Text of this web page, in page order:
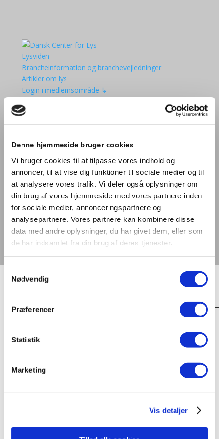
Denne hjemmeside bruger cookies
Vi bruger cookies til at tilpasse vores indhold og
annoncer, til at vise dig funktioner til sociale medier og til
at analysere vores trafik. Vi deler også oplysninger om
din brug af vores hjemmeside med vores partnere inden
for sociale medier, annonceringspartnere og
analysepartnere. Vores partnere kan kombinere disse
data med andre oplysninger, du har givet dem, eller som
de har indsamlet fra din brug af deres tjenester.
Nødvendig
Præferencer
Statistik
Marketing
Vis detaljer
Lysviden
Brancheinformation og branchevejledninger
Artikler om lys
Login i medlemsområde ↳
Aktiviteter
Lysets Dag 2025
Møder
Kurser og seminarer
Bliv European Lighting Expert
Kalender
Om DCL
Medlemmer af DCL
Kontakt os
Tilmeld dig nyhedsbrev
Vælg en side
International laboratoriesammenligning vedr. måling af
Stort dansk aftryk på international
Digitalisering og intelligente bygninger i centrum på